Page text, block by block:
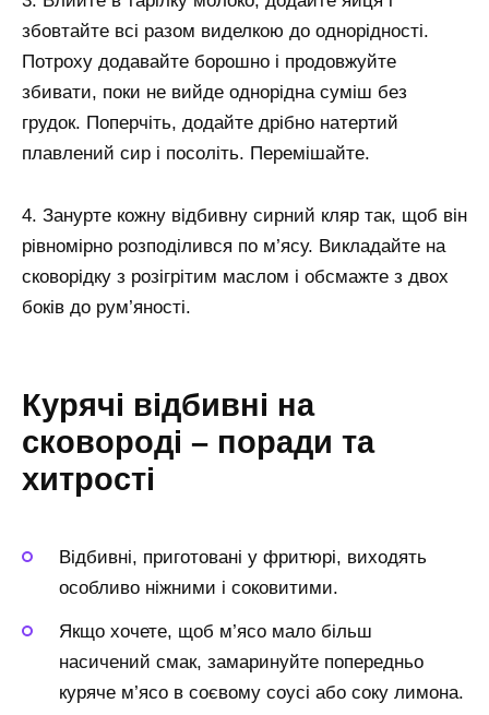
збовтайте всі разом виделкою до однорідності.
Потроху додавайте борошно і продовжуйте
збивати, поки не вийде однорідна суміш без
грудок. Поперчіть, додайте дрібно натертий
плавлений сир і посоліть. Перемішайте.
4. Занурте кожну відбивну сирний кляр так, щоб він
рівномірно розподілився по м’ясу. Викладайте на
сковорідку з розігрітим маслом і обсмажте з двох
боків до рум’яності.
Курячі відбивні на
сковороді – поради та
хитрості
Відбивні, приготовані у фритюрі, виходять
особливо ніжними і соковитими.
Якщо хочете, щоб м’ясо мало більш
насичений смак, замаринуйте попередньо
куряче м’ясо в соєвому соусі або соку лимона.